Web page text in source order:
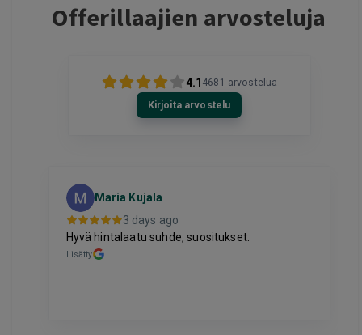
Offerillaajien arvosteluja
4.1 4681 arvostelua
Kirjoita arvostelu
Maria Kujala
3 days ago
Hyvä hintalaatu suhde, suositukset.
Lisätty